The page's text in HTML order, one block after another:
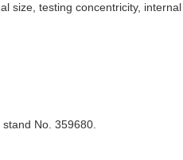
size, testing concentricity,
No. 359680.